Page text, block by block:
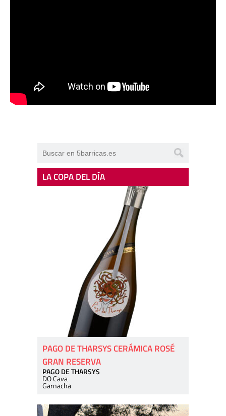
LA COPA DEL DÍA
PAGO DE THARSYS CERÁMICA ROSÉ
GRAN RESERVA
PAGO DE THARSYS
DO Cava
Garnacha